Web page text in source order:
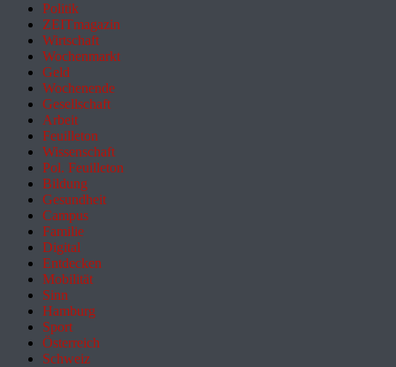
Politik
ZEITmagazin
Wirtschaft
Wochenmarkt
Geld
Wochenende
Gesellschaft
Arbeit
Feuilleton
Wissenschaft
Pol. Feuilleton
Bildung
Gesundheit
Campus
Familie
Digital
Entdecken
Mobilität
Sinn
Hamburg
Sport
Österreich
Schweiz